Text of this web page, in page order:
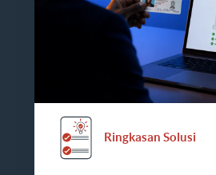
Ringkasan Solusi